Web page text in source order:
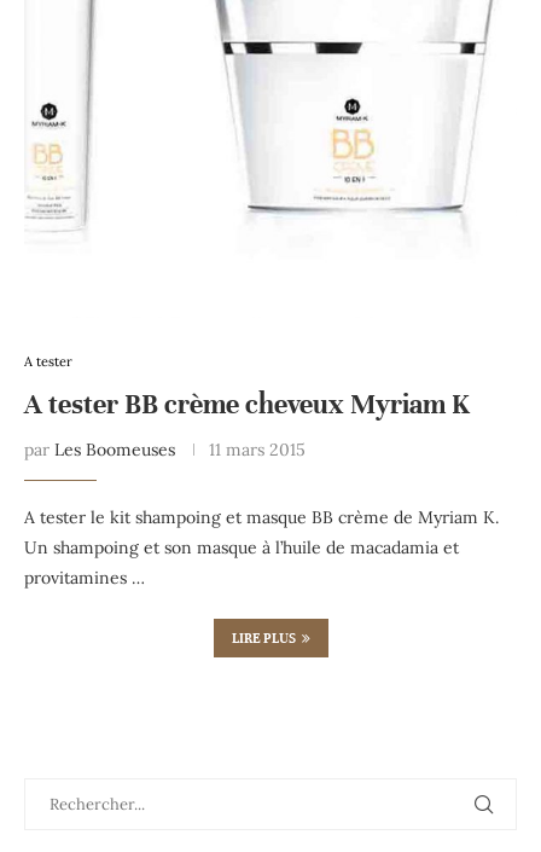
A tester
A tester BB crème cheveux Myriam K
par Les Boomeuses 11 mars 2015
A tester le kit shampoing et masque BB crème de Myriam K.
Un shampoing et son masque à l’huile de macadamia et
provitamines …
LIRE PLUS